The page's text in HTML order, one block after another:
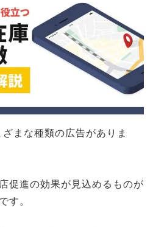
まな種類の広告がありま
促進の効果が見込めるものが
す。